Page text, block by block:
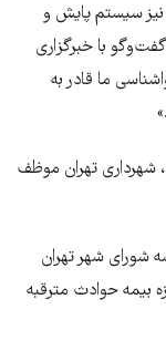
سیستم پایش و
با خبرگزاری
ما قادر به
شهرداری تهران موظف
۱۳ خرداد در جلسه شورای شهر تهران
بیمه حوادث مترقبه